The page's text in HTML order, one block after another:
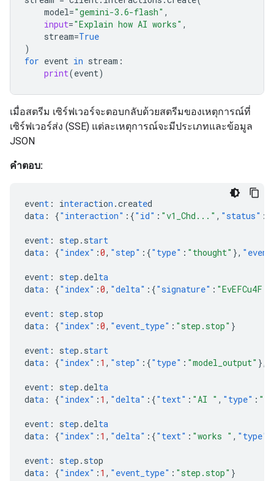
model="gemini-3.6-flash" ,
input="Explain how AI works" ,
stream=True
)
for event in stream :
print(event)
เมื่อสตรีม เซิร์ฟเวอร์จะตอบกลับด้วยสตรีมของเหตุการณ์ที่
เซิร์ฟเวอร์ส่ง (SSE) แต่ละเหตุการณ์จะมีประเภทและข้อมูล
JSON
คำตอบ:
event : interaction .created
data : {"interaction" :{"id" : "v1_Chd..." , "status" :
event : step.start
data : {"index" :0, "step" :{"type" : "thought" },
event : step.delta
data : {"index" :0, "delta" :{"signature" :
event : step.stop
data : {"index" :0, "event_type" : "step.stop" }
event : step.start
data : {"index" : 1 , "step" :{"type" : "model_output" },
event : step.delta
data : {"index" : 1 , "delta" :{"text" : "AI " , "type" :
event : step.delta
data : {"index" : 1 , "delta" :{"text" : "works " , "type"
event : step.stop
data : {"index" : 1 , "event_type" : "step.stop" }